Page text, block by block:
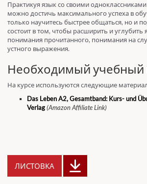
Практикуя язык со своими одноклассниками
можно достичь максимального успеха в
только научитесь быстрее общаться, но и
состоит в том, чтобы расширить и углубить
понимания прочитанного, понимания на
устного выражения.
Необходимый учебный
На курсе используются следующие
Das Leben A2, Gesamtband: Kurs- und
Verlag(Amazon Affiliate Link)
ЛИСТОВКА